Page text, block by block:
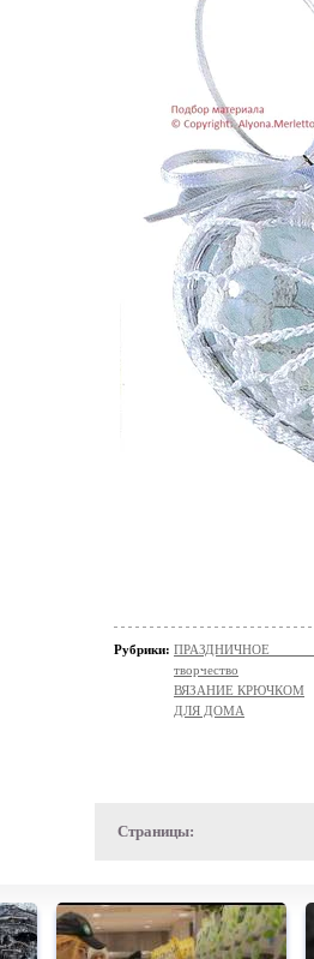
Рубрики: ПРАЗДНИЧНОЕ
творчество
ВЯЗАНИЕ КРЮЧКОМ
ДЛЯ ДОМА
Страницы: